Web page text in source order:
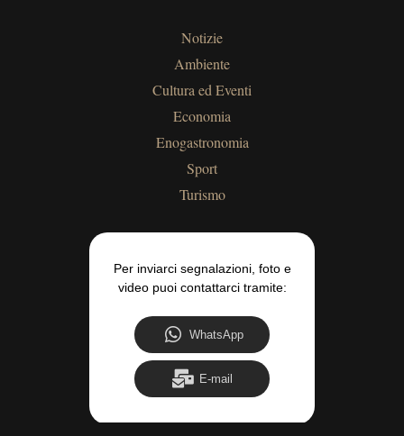
Notizie
Ambiente
Cultura ed Eventi
Economia
Enogastronomia
Sport
Turismo
Per inviarci segnalazioni, foto e
video puoi contattarci tramite:
WhatsApp
E-mail